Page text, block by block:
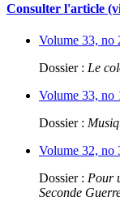
Consulter l'article
Volume 33, no
Dossier : Le
Volume 33, no
Dossier :
Volume 32, no
Dossier : Pour
Seconde